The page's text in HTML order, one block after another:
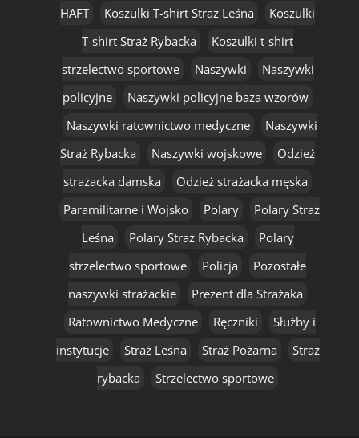
HAFT
Koszulki T-shirt Straż Leśna
Koszulki
T-shirt Straż Rybacka
Koszulki t-shirt
strzelectwo sportowe
Naszywki
Naszywki
policyjne
Naszywki policyjne baza wzorów
Naszywki ratownictwo medyczne
Naszywki
Straż Rybacka
Naszywki wojskowe
Odzież
strażacka damska
Odzież strażacka męska
Paramilitarne i Wojsko
Polary
Polary Straż
Leśna
Polary Straż Rybacka
Polary
strzelectwo sportowe
Policja
Pozostałe
naszywki strażackie
Prezent dla Strażaka
Ratownictwo Medyczne
Ręczniki
Służby i
instytucje
Straż Leśna Straż Pożarna
Straż
rybacka
Strzelectwo sportowe